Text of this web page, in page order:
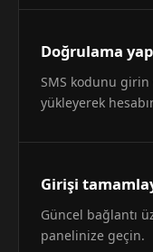
Doğrulama
SMS kodunu
yükleyerek
Girişi
Güncel bağlantı
panelinize geçin.